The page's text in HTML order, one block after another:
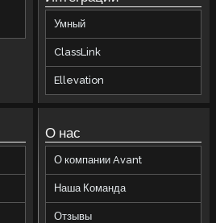
Умный
ClassLink
Ellevation
О нас
О компании Avant
Наша Команда
Отзывы